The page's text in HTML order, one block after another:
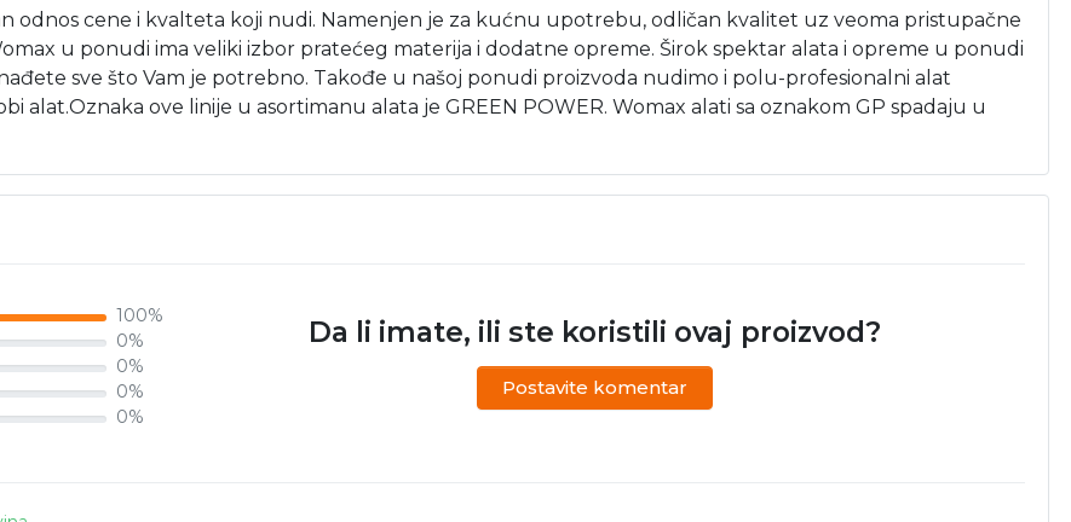
odnos cene i kvalteta koji nudi. Namenjen je za kućnu upotrebu, odličan kvalitet uz veoma pristupačne
u ponudi ima veliki izbor pratećeg materija i dodatne opreme. Širok spektar alata i opreme u ponudi
sve što Vam je potrebno. Takođe u našoj ponudi proizvoda nudimo i polu-profesionalni alat
alat.Oznaka ove linije u asortimanu alata je GREEN POWER. Womax alati sa oznakom GP spadaju u
100%
0%
0%
0%
0%
Da li imate, ili ste koristili ovaj proizvod?
Postavite komentar